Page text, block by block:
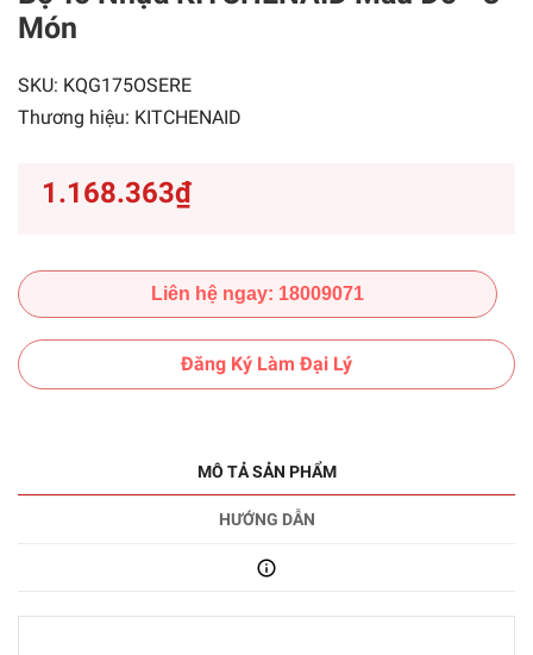
Món
SKU: KQG175OSERE
Thương hiệu: KITCHENAID
1.168.363₫
Liên hệ ngay: 18009071
Đăng Ký Làm Đại Lý
MÔ TẢ SẢN PHẨM
HƯỚNG DẪN